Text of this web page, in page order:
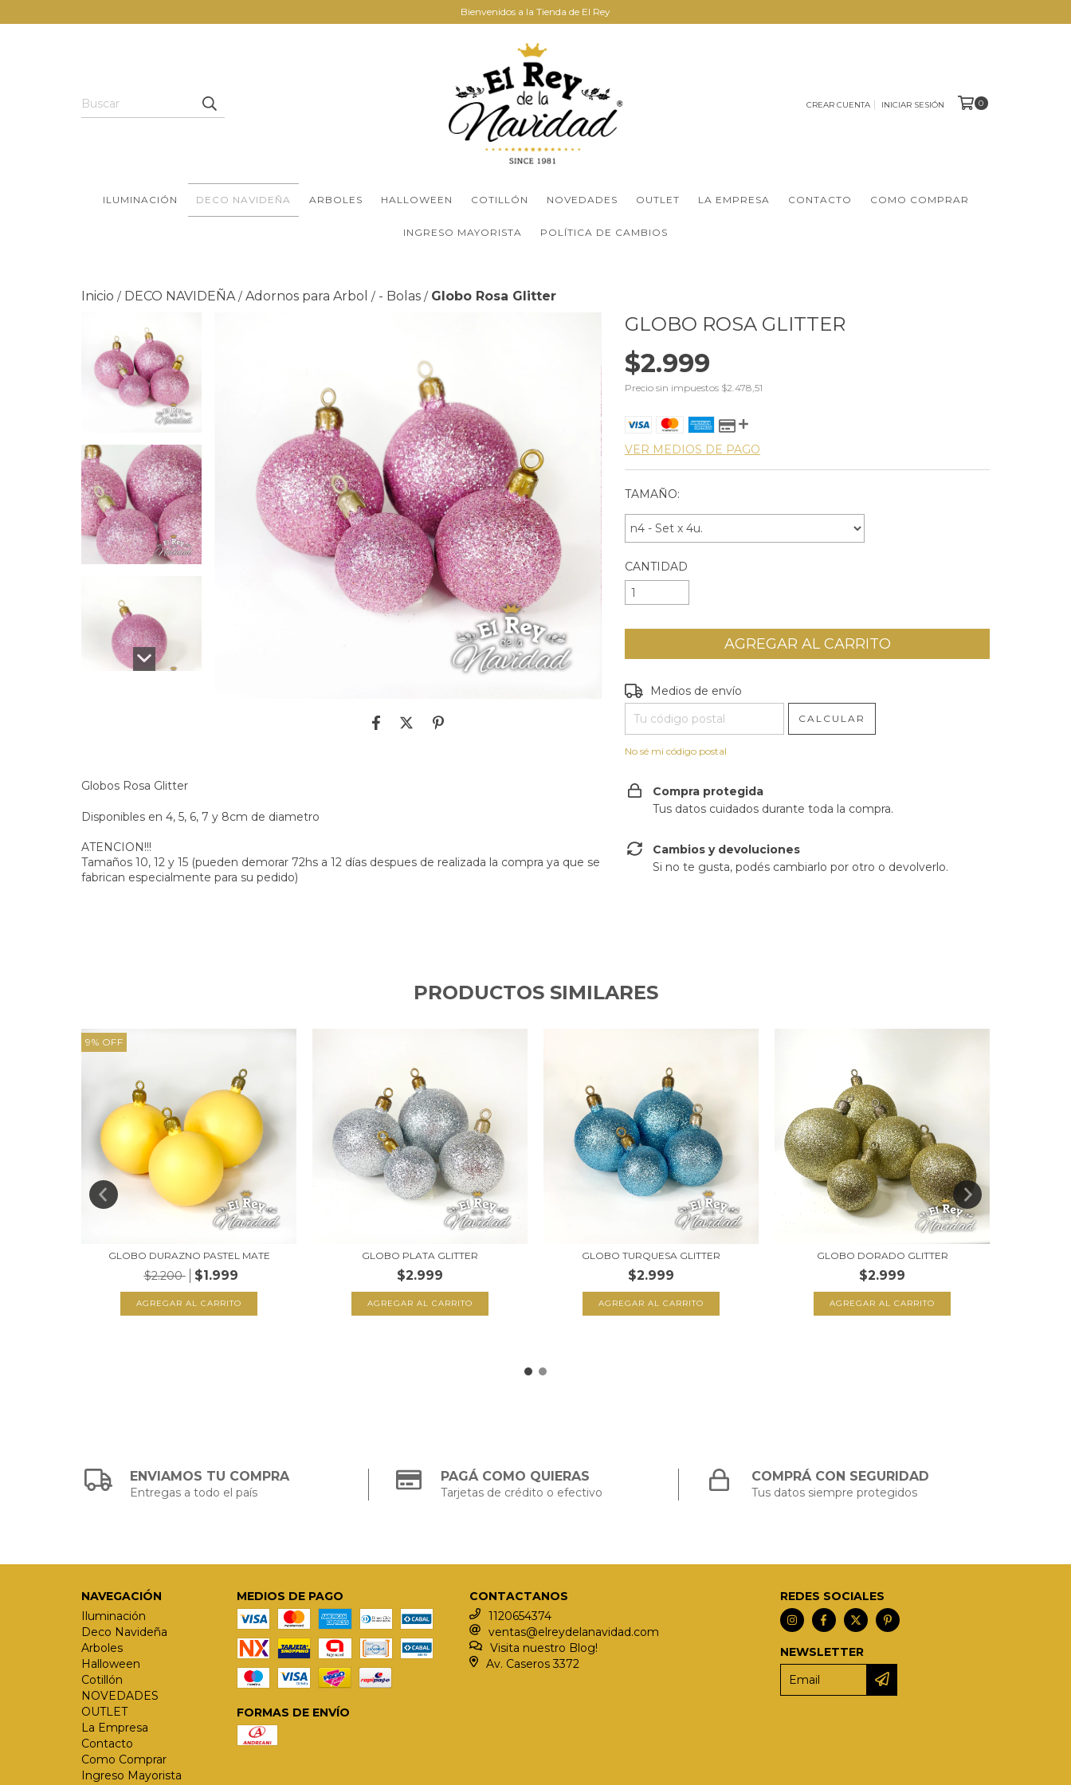
Bienvenidos a la Tienda de El Rey
CREAR CUENTA INICIAR SESIÓN 0
ILUMINACIÓN DECO NAVIDEÑA ARBOLES HALLOWEEN COTILLÓN NOVEDADES OUTLET LA EMPRESA CONTACTO COMO COMPRAR
INGRESO MAYORISTA POLÍTICA DE CAMBIOS
Inicio / DECO NAVIDEÑA / Adornos para Arbol / - Bolas / Globo Rosa Glitter
Globos Rosa Glitter
Disponibles en 4, 5, 6, 7 y 8cm de diametro
ATENCION!!!
Tamaños 10, 12 y 15 (pueden demorar 72hs a 12 días despues de realizada la compra ya que se
fabrican especialmente para su pedido)
GLOBO ROSA GLITTER
$2.999
Precio sin impuestos $2.478,51
VER MEDIOS DE PAGO
TAMAÑO:
CANTIDAD
Entregas para el CP:
Medios de envío
CALCULAR
No sé mi código postal
Compra protegida
Tus datos cuidados durante toda la compra.
Cambios y devoluciones
Si no te gusta, podés cambiarlo por otro o devolverlo.
PRODUCTOS SIMILARES
9% OFF
GLOBO DURAZNO PASTEL MATE
$2.200 $1.999
AGREGAR AL CARRITO
GLOBO PLATA GLITTER
$2.999
AGREGAR AL CARRITO
GLOBO TURQUESA GLITTER
$2.999
AGREGAR AL CARRITO
GLOBO DORADO GLITTER
$2.999
AGREGAR AL CARRITO
ENVIAMOS TU COMPRA
Entregas a todo el país
PAGÁ COMO QUIERAS
Tarjetas de crédito o efectivo
COMPRÁ CON SEGURIDAD
Tus datos siempre protegidos
NAVEGACIÓN
Iluminación
Deco Navideña
Arboles
Halloween
Cotillón
NOVEDADES
OUTLET
La Empresa
Contacto
Como Comprar
Ingreso Mayorista
MEDIOS DE PAGO
FORMAS DE ENVÍO
CONTACTANOS
1120654374
ventas@elreydelanavidad.com
Visita nuestro Blog!
Av. Caseros 3372
REDES SOCIALES
NEWSLETTER